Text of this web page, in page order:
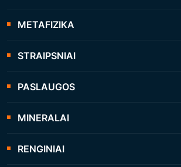
METAFIZIKA
STRAIPSNIAI
PASLAUGOS
MINERALAI
RENGINIAI